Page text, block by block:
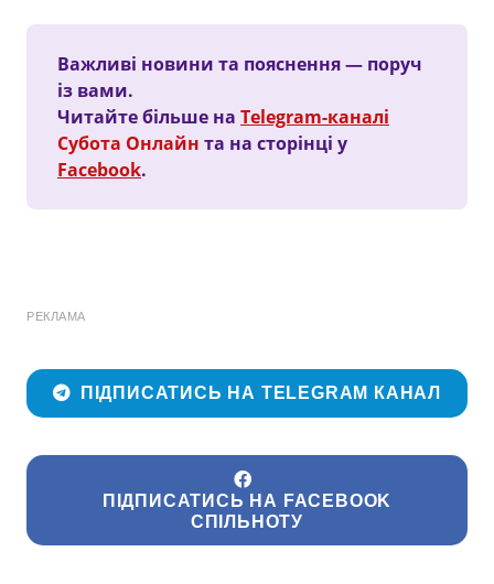
Важливі новини та пояснення — поруч
із вами.
Читайте більше на Telegram-каналі
Субота Онлайн та на сторінці у
Facebook.
РЕКЛАМА
ПІДПИСАТИСЬ НА TELEGRAM КАНАЛ
ПІДПИСАТИСЬ НА FACEBOOK
СПІЛЬНОТУ